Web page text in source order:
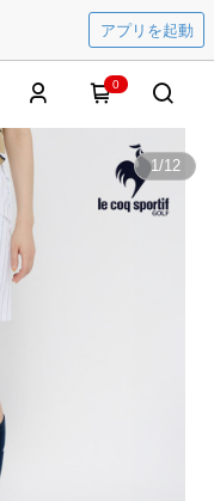
アプリを起動
0
1/12